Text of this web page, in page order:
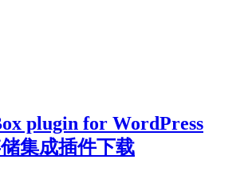
plugin for WordPress
集成插件下载